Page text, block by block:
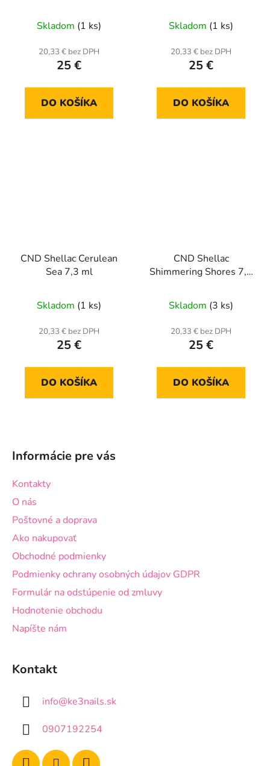
Skladom (1 ks)
20,33 € bez DPH
25 €
DO KOŠÍKA
Skladom (1 ks)
20,33 € bez DPH
25 €
DO KOŠÍKA
CND Shellac Cerulean
Sea 7,3 ml
Skladom (1 ks)
20,33 € bez DPH
25 €
DO KOŠÍKA
CND Shellac
Shimmering Shores 7,3
trblietkový
Skladom (3 ks)
20,33 € bez DPH
25 €
DO KOŠÍKA
Informácie pre vás
Kontakty
O nás
Poštovné a doprava
Ako nakupovať
Obchodné podmienky
Podmienky ochrany osobných údajov GDPR
Formulár na odstúpenie od zmluvy
Hodnotenie obchodu
Napíšte nám
Kontakt
info@ke3nails.sk
0907192254